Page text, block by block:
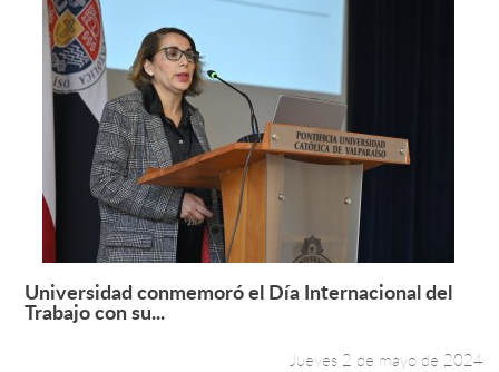
Leer más +
Universidad conmemoró el Día Internacional del
Trabajo con su...
Jueves 2 de mayo de 2024